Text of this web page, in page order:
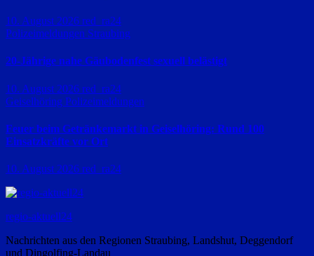
10. August 2026 red_ra24
Polizeimeldungen Straubing
20-Jährige nahe Gäubodenfest sexuell belästigt
10. August 2026 red_ra24
Geiselhöring Polizeimeldungen
Feuer beim Getränkemarkt in Geiselhöring: Rund 100
Einsatzkräfte vor Ort
10. August 2026 red_ra24
regio-aktuell24
Nachrichten aus den Regionen Straubing, Landshut, Deggendorf
und Dingolfing-Landau